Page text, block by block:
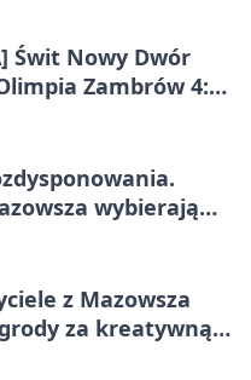
Świt Nowy Dwór
Zambrów 4:0
wybierają
z Mazowsza
za kreatywną